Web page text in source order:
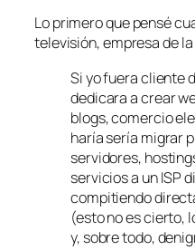
Lo primero que pensé
televisión, empresa de
Si yo fuera cliente
dedicara a crear
blogs, comercio
haría sería migrar
servidores,
servicios a un ISP
compitiendo
(esto no es cierto,
y, sobre todo,